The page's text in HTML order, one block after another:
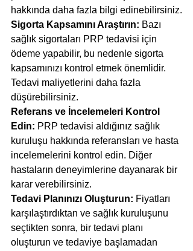
hakkında daha fazla bilgi edinebilirsiniz.
Sigorta Kapsamını Araştırın: Bazı
sağlık sigortaları PRP tedavisi için
ödeme yapabilir, bu nedenle sigorta
kapsamınızı kontrol etmek önemlidir.
Tedavi maliyetlerini daha fazla
düşürebilirsiniz.
Referans ve İncelemeleri Kontrol
Edin: PRP tedavisi aldığınız sağlık
kuruluşu hakkında referansları ve hasta
incelemelerini kontrol edin. Diğer
hastaların deneyimlerine dayanarak bir
karar verebilirsiniz.
Tedavi Planınızı Oluşturun: Fiyatları
karşılaştırdıktan ve sağlık kuruluşunu
seçtikten sonra, bir tedavi planı
oluşturun ve tedaviye başlamadan